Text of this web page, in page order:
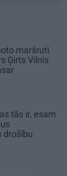
maršruti
Ģirts Vilnis
tās ir, esam
drošību